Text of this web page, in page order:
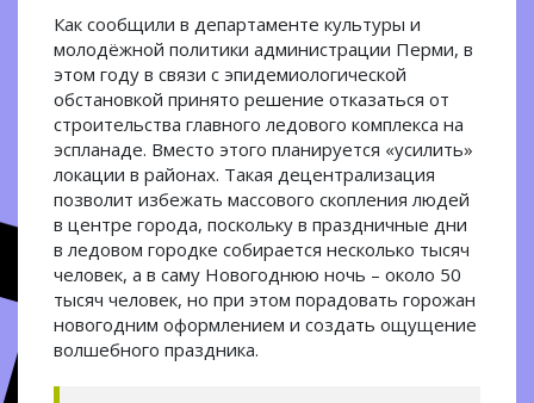
Как сообщили в департаменте культуры и
молодёжной политики администрации Перми, в
этом году в связи с эпидемиологической
обстановкой принято решение отказаться от
строительства главного ледового комплекса на
эспланаде. Вместо этого планируется «усилить»
локации в районах. Такая децентрализация
позволит избежать массового скопления людей
в центре города, поскольку в праздничные дни
в ледовом городке собирается несколько тысяч
человек, а в саму Новогоднюю ночь – около 50
тысяч человек, но при этом порадовать горожан
новогодним оформлением и создать ощущение
волшебного праздника.